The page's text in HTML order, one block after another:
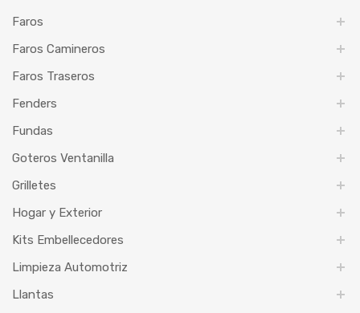
Faros
Faros Camineros
Faros Traseros
Fenders
Fundas
Goteros Ventanilla
Grilletes
Hogar y Exterior
Kits Embellecedores
Limpieza Automotriz
Llantas